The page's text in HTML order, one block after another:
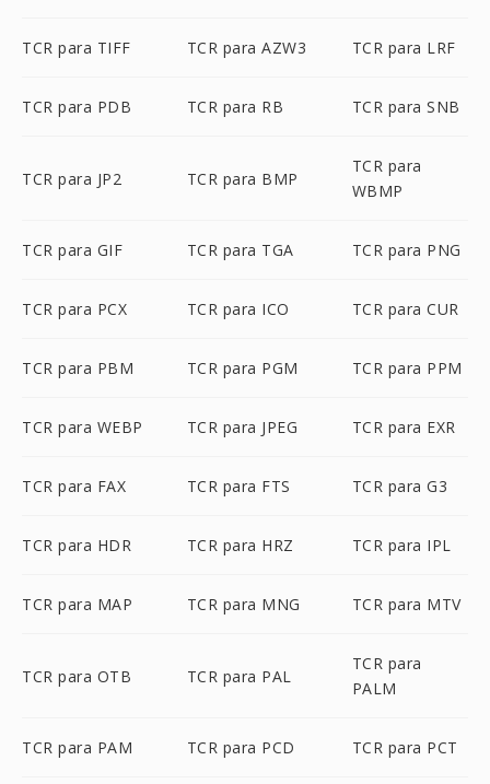
TCR para TIFF TCR para AZW3 TCR para LRF
TCR para PDB TCR para RB TCR para SNB
TCR para JP2 TCR para BMP
TCR para
WBMP
TCR para GIF TCR para TGA TCR para PNG
TCR para PCX TCR para ICO TCR para CUR
TCR para PBM TCR para PGM TCR para PPM
TCR para WEBP TCR para JPEG TCR para EXR
TCR para FAX TCR para FTS TCR para G3
TCR para HDR TCR para HRZ TCR para IPL
TCR para MAP TCR para MNG TCR para MTV
TCR para OTB TCR para PAL
TCR para
PALM
TCR para PAM TCR para PCD TCR para PCT